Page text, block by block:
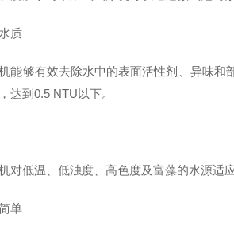
质
能够有效去除水中的表面活性剂、异味
达到0.5 NTU以下。
对低温、低浊度、高色度及富藻的水源适
单